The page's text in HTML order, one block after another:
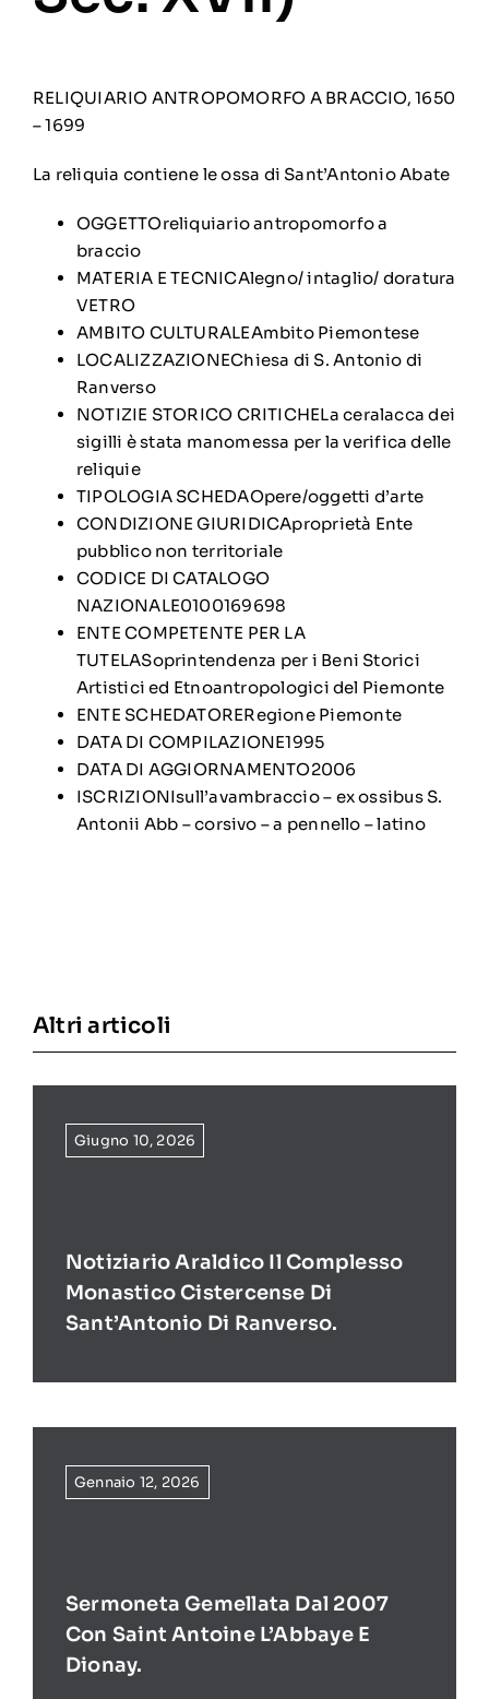
RELIQUIARIO ANTROPOMORFO A BRACCIO, 1650
– 1699
La reliquia contiene le ossa di Sant’Antonio Abate
OGGETTOreliquiario antropomorfo a
braccio
MATERIA E TECNICAlegno/ intaglio/ doratura
VETRO
AMBITO CULTURALEAmbito Piemontese
LOCALIZZAZIONEChiesa di S. Antonio di
Ranverso
NOTIZIE STORICO CRITICHELa ceralacca dei
sigilli è stata manomessa per la verifica delle
reliquie
TIPOLOGIA SCHEDAOpere/oggetti d’arte
CONDIZIONE GIURIDICAproprietà Ente
pubblico non territoriale
CODICE DI CATALOGO
NAZIONALE0100169698
ENTE COMPETENTE PER LA
TUTELASoprintendenza per i Beni Storici
Artistici ed Etnoantropologici del Piemonte
ENTE SCHEDATORERegione Piemonte
DATA DI COMPILAZIONE1995
DATA DI AGGIORNAMENTO2006
ISCRIZIONIsull’avambraccio – ex ossibus S.
Antonii Abb – corsivo – a pennello – latino
Altri articoli
Giugno 10, 2026
Notiziario Araldico Il Complesso
Monastico Cistercense Di
Sant’Antonio Di Ranverso.
Gennaio 12, 2026
Sermoneta Gemellata Dal 2007
Con Saint Antoine L’Abbaye E
Dionay.